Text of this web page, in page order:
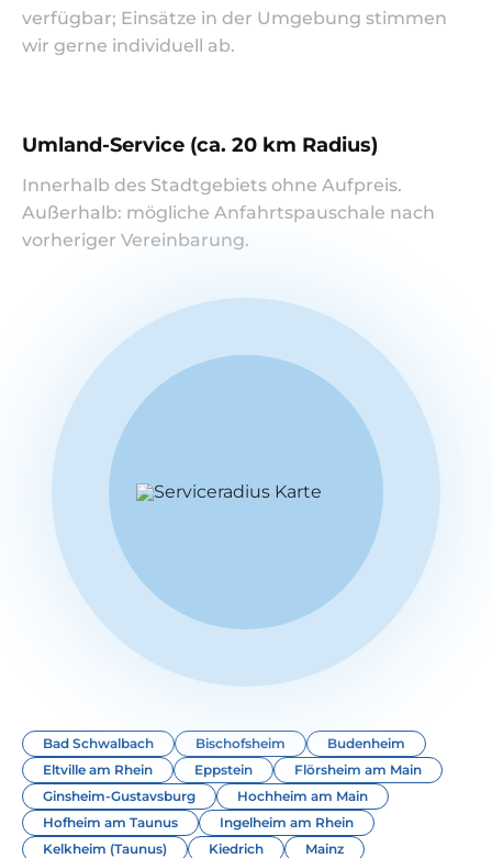
verfügbar; Einsätze in der Umgebung stimmen
wir gerne individuell ab.
Umland-Service (ca. 20 km Radius)
Innerhalb des Stadtgebiets ohne Aufpreis.
Außerhalb: mögliche Anfahrtspauschale nach
vorheriger Vereinbarung.
Bad Schwalbach Bischofsheim
Budenheim
Eltville am Rhein
Eppstein
Flörsheim am Main
Ginsheim-Gustavsburg
Hochheim am Main
Hofheim am Taunus
Ingelheim am Rhein
Kelkheim (Taunus)
Kiedrich
Mainz